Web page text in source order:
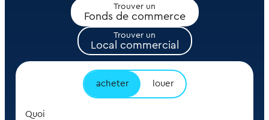
Trouver un
Fonds de commerce
Trouver un
Local commercial
acheter louer
Quoi